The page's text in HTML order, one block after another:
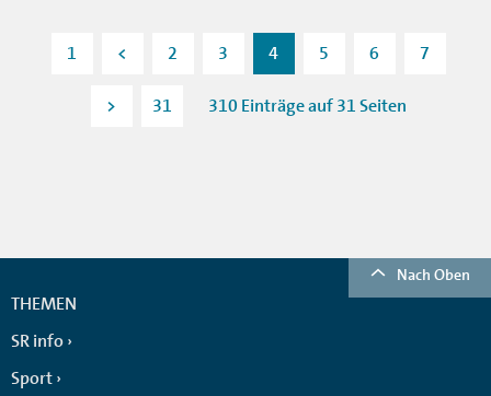
1 < 2 3 4 5 6 7
> 31 310 Einträge auf 31 Seiten
Nach Oben
THEMEN
SR info
Sport